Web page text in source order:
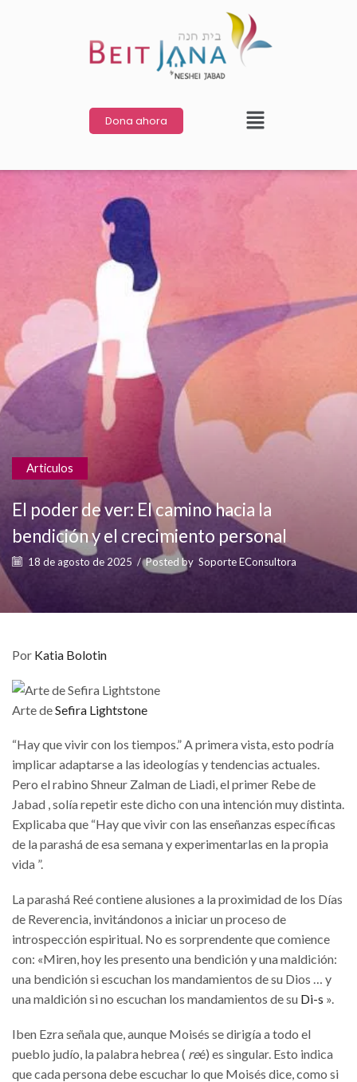
Dona ahora
Articulos
El poder de ver: El camino hacia la
bendición y el crecimiento personal
18 de agosto de 2025 / Posted by Soporte EConsultora
Por Katia Bolotin
Arte deSefira Lightstone
“Hay que vivir con los tiempos.” A primera vista, esto podría
implicar adaptarse a las ideologías y tendencias actuales.
Pero el rabino Shneur Zalman de Liadi, el primer Rebe de
Jabad , solía repetir este dicho con una intención muy distinta.
Explicaba que “Hay que vivir con las enseñanzas específicas
de la parashá de esa semana y experimentarlas en la propia
vida ”.
La parashá Reé contiene alusiones a la proximidad de los Días
de Reverencia, invitándonos a iniciar un proceso de
introspección espiritual. No es sorprendente que comience
con: «Miren, hoy les presento una bendición y una maldición:
una bendición si escuchan los mandamientos de su Dios … y
una maldición si no escuchan los mandamientos de su Di-s ».
Iben Ezra señala que, aunque Moisés se dirigía a todo el
pueblo judío, la palabra hebrea ( reé) es singular. Esto indica
que cada persona debe escuchar lo que Moisés dice, como si